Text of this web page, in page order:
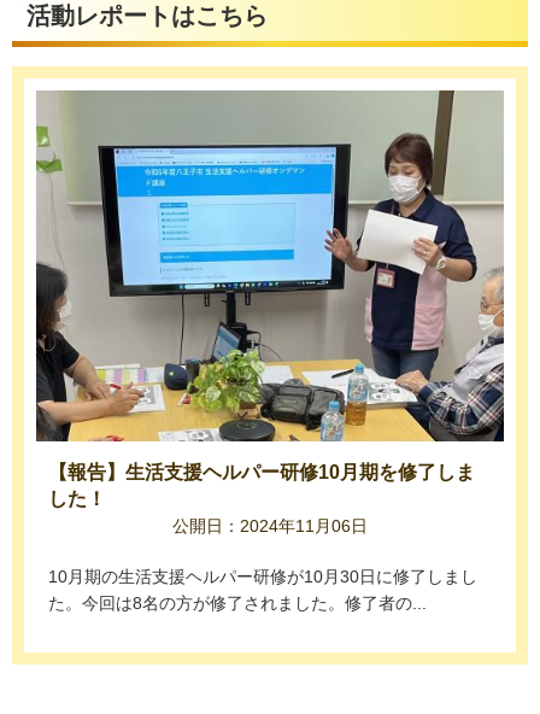
活動レポートはこちら
【報告】生活支援ヘルパー研修10月期を修了しま
した！
公開日：2024年11月06日
10月期の生活支援ヘルパー研修が10月30日に修了しまし
た。今回は8名の方が修了されました。修了者の...